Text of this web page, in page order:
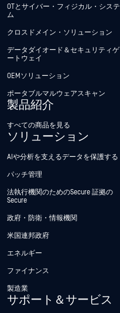
OTとサイバー・フィジカル・システ
ム
クロスドメイン・ソリューション
データダイオード＆セキュリティゲ
ートウェイ
OEMソリューション
ポータブルマルウェアスキャン
製品紹介
すべての商品を見る
ソリューション
AIや分析を支えるデータを保護する
パッチ管理
法執行機関のためのSecure 証拠の
Secure
政府・防衛・情報機関
米国連邦政府
エネルギー
ファイナンス
製造業
サポート＆サービス